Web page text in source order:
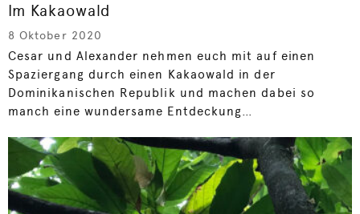
Im Kakaowald
8 Oktober 2020
Cesar und Alexander nehmen euch mit auf einen
Spaziergang durch einen Kakaowald in der
Dominikanischen Republik und machen dabei so
manch eine wundersame Entdeckung…